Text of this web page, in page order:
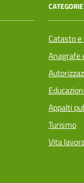
Catasto
Anagrafe
Appalti
Turismo
Vita